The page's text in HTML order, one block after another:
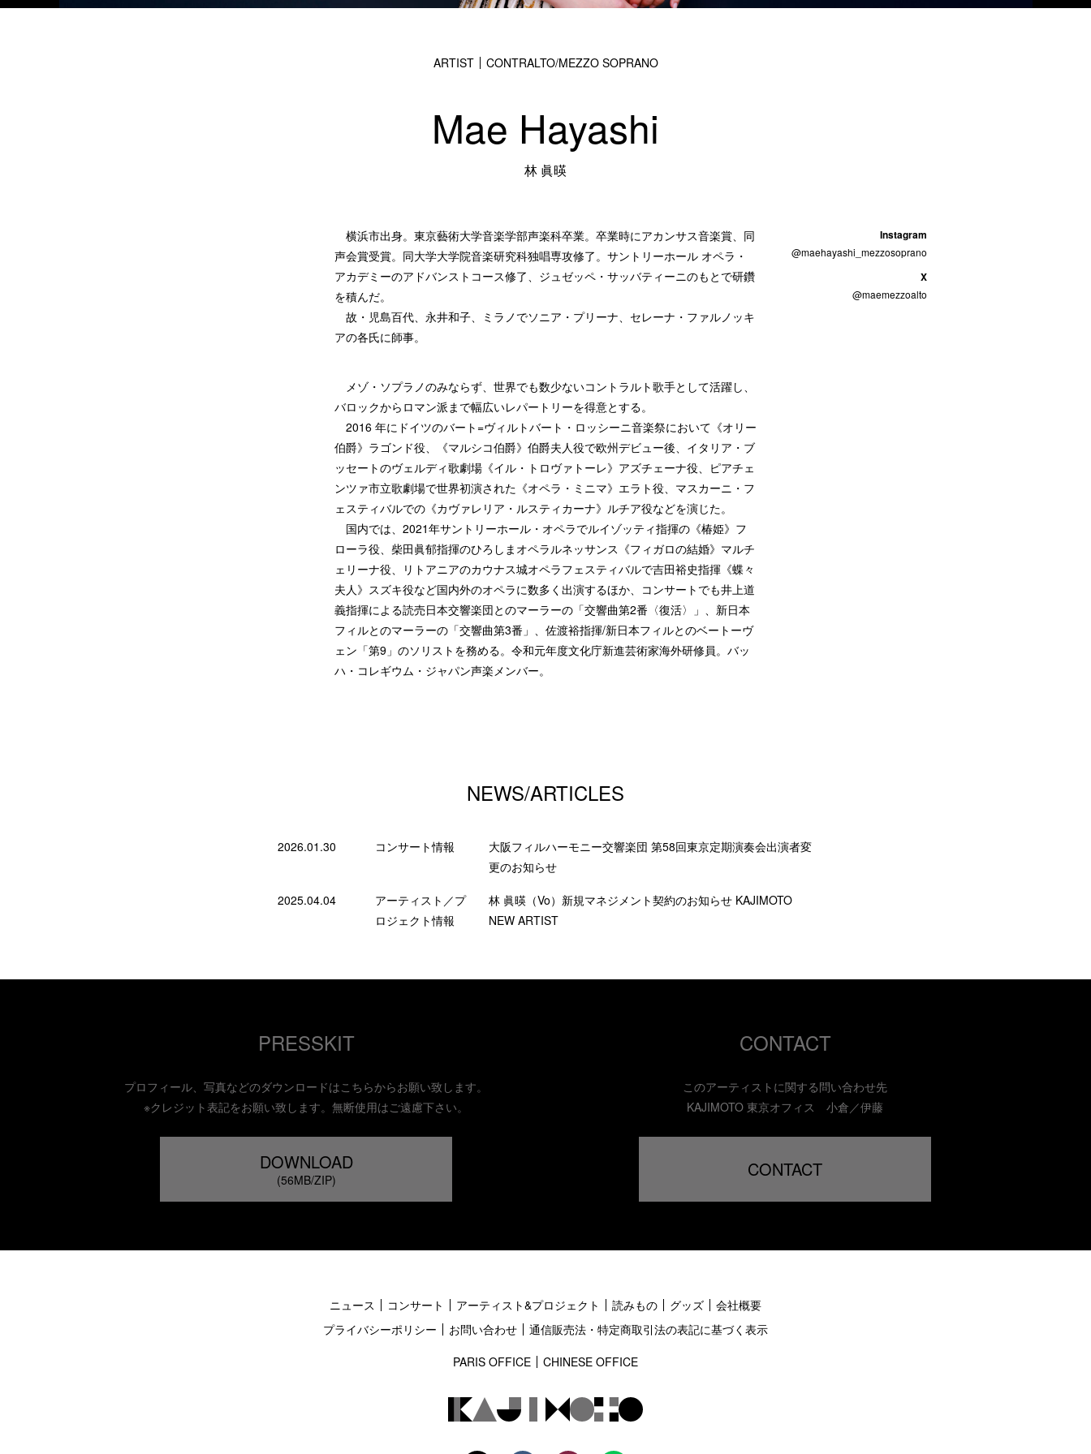
ARTIST CONTRALTO MEZZO SOPRANO
Mae Hayashi
林 眞暎
横浜市出身。東京藝術大学音楽学部声楽科卒業。卒業時にアカンサス音楽賞、同
声会賞受賞。同大学大学院音楽研究科独唱専攻修了。サントリーホール オペラ・
アカデミーのアドバンストコース修了、ジュゼッペ・サッバティーニのもとで研鑽
を積んだ。
故・児島百代、永井和子、ミラノでソニア・プリーナ、セレーナ・ファルノッキ
アの各氏に師事。
メゾ・ソプラノのみならず、世界でも数少ないコントラルト歌手として活躍し、
バロックからロマン派まで幅広いレパートリーを得意とする。
2016 年にドイツのバート=ヴィルトバート・ロッシーニ音楽祭において《オリー
伯爵》ラゴンド役、《マルシコ伯爵》伯爵夫人役で欧州デビュー後、イタリア・ブ
ッセートのヴェルディ歌劇場《イル・トロヴァトーレ》アズチェーナ役、ピアチェ
ンツァ市立歌劇場で世界初演された《オペラ・ミニマ》エラト役、マスカーニ・フ
ェスティバルでの《カヴァレリア・ルスティカーナ》ルチア役などを演じた。
国内では、2021年サントリーホール・オペラでルイゾッティ指揮の《椿姫》フ
ローラ役、柴田眞郁指揮のひろしまオペラルネッサンス《フィガロの結婚》マルチ
ェリーナ役、リトアニアのカウナス城オペラフェスティバルで吉田裕史指揮《蝶々
夫人》スズキ役など国内外のオペラに数多く出演するほか、コンサートでも井上道
義指揮による読売日本交響楽団とのマーラーの「交響曲第2番〈復活〉」、新日本
フィルとのマーラーの「交響曲第3番」、佐渡裕指揮/新日本フィルとのベートーヴ
ェン「第9」のソリストを務める。令和元年度文化庁新進芸術家海外研修員。バッ
ハ・コレギウム・ジャパン声楽メンバー。
Instagram
@maehayashi_mezzosoprano
X
@maemezzoalto
NEWS/ARTICLES
2026.01.30 コンサート情報
大阪フィルハーモニー交響楽団 第58回東京定期演奏会出演者変
更のお知らせ
2025.04.04
アーティスト／プ
ロジェクト情報
林 眞暎（Vo）新規マネジメント契約のお知らせ KAJIMOTO
NEW ARTIST
PRESSKIT
プロフィール、写真などのダウンロードはこちらからお願い致します。
※クレジット表記をお願い致します。無断使用はご遠慮下さい。
DOWNLOAD
(56MB/ZIP)
CONTACT
このアーティストに関する問い合わせ先
KAJIMOTO 東京オフィス 小倉／伊藤
CONTACT
ニュース コンサート アーティスト&プロジェクト 読みもの グッズ
会社概要
プライバシーポリシー
お問い合わせ
通信販売法・特定商取引法の表記に基づく表示
PARIS OFFICE
CHINESE OFFICE